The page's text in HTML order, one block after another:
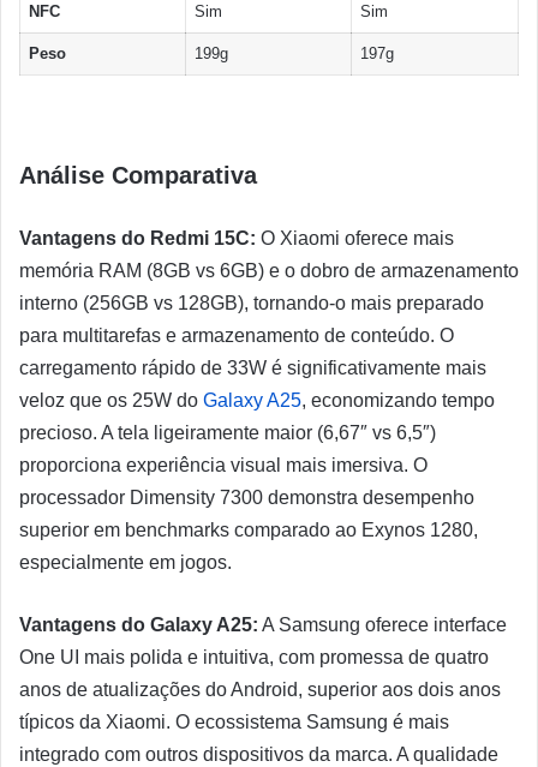
NFC Sim Sim
Peso 199g 197g
Análise Comparativa
Vantagens do Redmi 15C: O Xiaomi oferece mais
memória RAM (8GB vs 6GB) e o dobro de armazenamento
interno (256GB vs 128GB), tornando-o mais preparado
para multitarefas e armazenamento de conteúdo. O
carregamento rápido de 33W é significativamente mais
veloz que os 25W do Galaxy A25, economizando tempo
precioso. A tela ligeiramente maior (6,67″ vs 6,5″)
proporciona experiência visual mais imersiva. O
processador Dimensity 7300 demonstra desempenho
superior em benchmarks comparado ao Exynos 1280,
especialmente em jogos.
Vantagens do Galaxy A25: A Samsung oferece interface
One UI mais polida e intuitiva, com promessa de quatro
anos de atualizações do Android, superior aos dois anos
típicos da Xiaomi. O ecossistema Samsung é mais
integrado com outros dispositivos da marca. A qualidade